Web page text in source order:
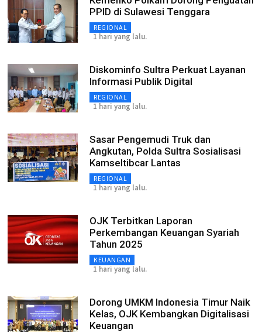
PPID di Sulawesi Tenggara
REGIONAL
1 hari yang lalu.
Diskominfo Sultra Perkuat Layanan
Informasi Publik Digital
REGIONAL
1 hari yang lalu.
Sasar Pengemudi Truk dan
Angkutan, Polda Sultra Sosialisasi
Kamseltibcar Lantas
REGIONAL
1 hari yang lalu.
OJK Terbitkan Laporan
Perkembangan Keuangan Syariah
Tahun 2025
KEUANGAN
1 hari yang lalu.
Dorong UMKM Indonesia Timur Naik
Kelas, OJK Kembangkan Digitalisasi
Keuangan